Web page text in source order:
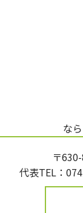
な
〒
代表TEL：